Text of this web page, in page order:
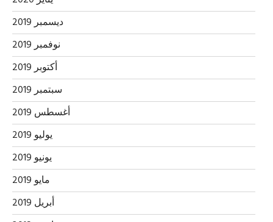
ديسمبر 2019
نوفمبر 2019
أكتوبر 2019
سبتمبر 2019
أغسطس 2019
يوليو 2019
يونيو 2019
مايو 2019
أبريل 2019